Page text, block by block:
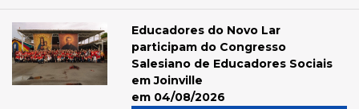
Educadores do Novo Lar
participam do Congresso
Salesiano de Educadores Sociais
em Joinville
em 04/08/2026